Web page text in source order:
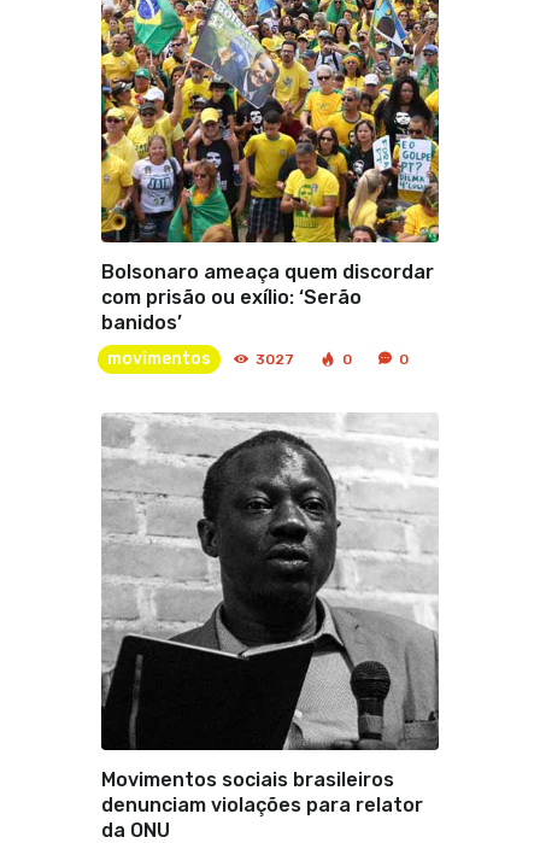
Bolsonaro ameaça quem discordar
com prisão ou exílio: ‘Serão
banidos’
movimentos 3027 0 0
Movimentos sociais brasileiros
denunciam violações para relator
da ONU